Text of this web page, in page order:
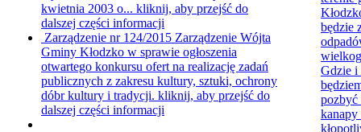
kwietnia 2003 o... kliknij, aby przejść do
dalszej części informacji
Zarządzenie nr 124/2015 Zarządzenie Wójta
Gminy Kłodzko w sprawie ogłoszenia
otwartego konkursu ofert na realizację zadań
publicznych z zakresu kultury, sztuki, ochrony
dóbr kultury i tradycji. kliknij, aby przejść do
dalszej części informacji
będzie
Gdzie i
pozbyć
kanapy